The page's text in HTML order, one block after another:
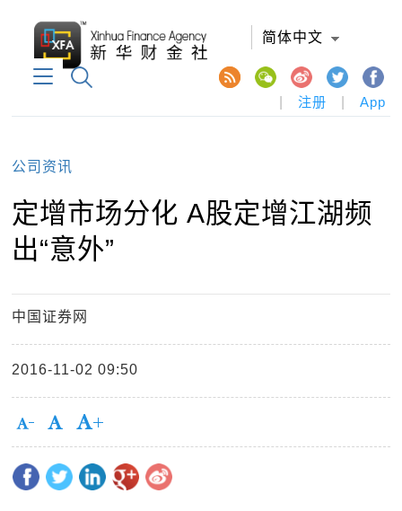
简体中文
注册 App
公司资讯
定增市场分化 A股定增江湖频
出“意外”
中国证券网
2016-11-02 09:50